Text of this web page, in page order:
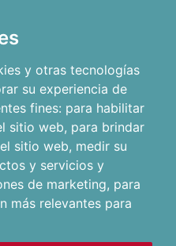
y otras tecnologías
su experiencia de
fines: para habilitar
sitio web, para brindar
sitio web, medir su
y servicios y
de marketing, para
más relevantes para